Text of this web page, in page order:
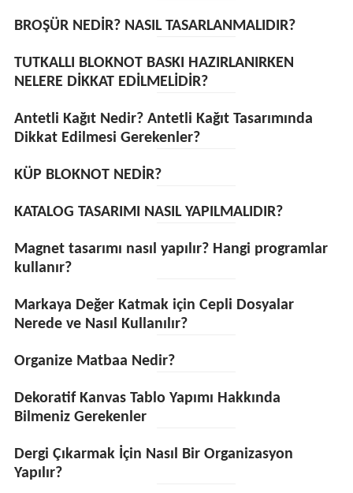
BROŞÜR NEDİR? NASIL TASARLANMALIDIR?
TUTKALLI BLOKNOT BASKI HAZIRLANIRKEN
NELERE DİKKAT EDİLMELİDİR?
Antetli Kağıt Nedir? Antetli Kağıt Tasarımında
Dikkat Edilmesi Gerekenler?
KÜP BLOKNOT NEDİR?
KATALOG TASARIMI NASIL YAPILMALIDIR?
Magnet tasarımı nasıl yapılır? Hangi programlar
kullanır?
Markaya Değer Katmak için Cepli Dosyalar
Nerede ve Nasıl Kullanılır?
Organize Matbaa Nedir?
Dekoratif Kanvas Tablo Yapımı Hakkında
Bilmeniz Gerekenler
Dergi Çıkarmak İçin Nasıl Bir Organizasyon
Yapılır?